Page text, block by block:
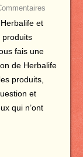
et
produits
fais une
de Herbalife
produits,
et
qui n’ont